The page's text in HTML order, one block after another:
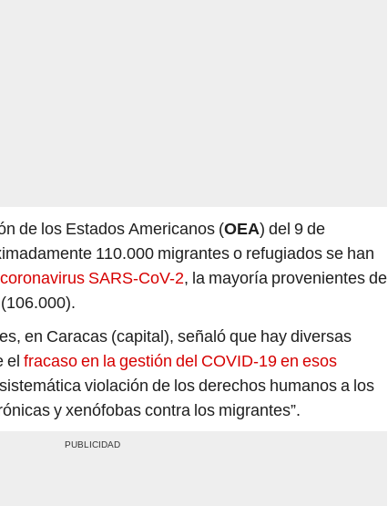
de los Estados Americanos (OEA) del 9 de
110.000 migrantes o refugiados se han
coronavirus SARS-CoV-2, la mayoría provenientes de
en Caracas (capital), señaló que hay diversas
el fracaso en la gestión del COVID-19 en esos
violación de los derechos humanos a los
y xenófobas contra los migrantes”.